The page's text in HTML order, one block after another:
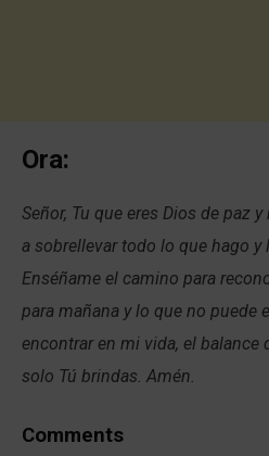
Ora:
Señor, Tu que eres Dios de paz
a sobrellevar todo lo que hago y
Enséñame el camino para
para mañana y lo que no puede
encontrar en mi vida, el balance
solo Tú brindas. Amén.
Comments